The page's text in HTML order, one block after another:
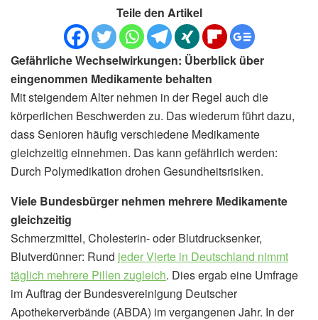
Teile den Artikel
Gefährliche Wechselwirkungen: Überblick über
eingenommen Medikamente behalten
Mit steigendem Alter nehmen in der Regel auch die
körperlichen Beschwerden zu. Das wiederum führt dazu,
dass Senioren häufig verschiedene Medikamente
gleichzeitig einnehmen. Das kann gefährlich werden:
Durch Polymedikation drohen Gesundheitsrisiken.
Viele Bundesbürger nehmen mehrere Medikamente
gleichzeitig
Schmerzmittel, Cholesterin- oder Blutdrucksenker,
Blutverdünner: Rund jeder Vierte in Deutschland nimmt
täglich mehrere Pillen zugleich. Dies ergab eine Umfrage
im Auftrag der Bundesvereinigung Deutscher
Apothekerverbände (ABDA) im vergangenen Jahr. In der